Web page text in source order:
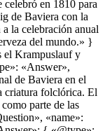
en 1810 para
de Baviera con la
la celebración anual
del mundo.» }
el Krampuslauf y
«Answer»,
de Baviera en el
criatura folclórica. El
parte de las
«name»: